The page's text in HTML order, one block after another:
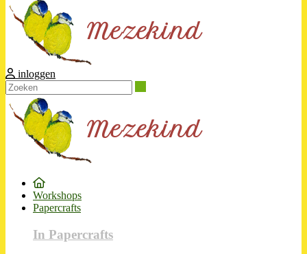
inloggen
Workshops
Papercrafts
In Papercrafts